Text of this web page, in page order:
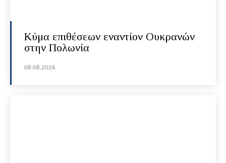
Κύμα επιθέσεων εναντίον Ουκρανών
στην Πολωνία
08.08.2026